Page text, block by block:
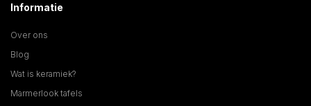
Informatie
Over ons
Blog
Wat is keramiek?
Marmerlook tafels